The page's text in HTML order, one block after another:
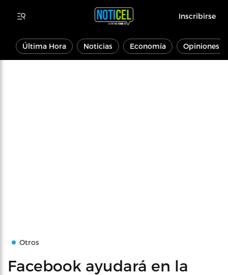
Inscribirse
Última Hora Noticias Economía Opiniones
Otros
Facebook ayudará en la